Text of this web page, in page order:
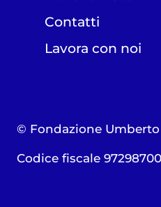
Contatti
Lavora con noi
© Fondazione Umberto
Codice fiscale